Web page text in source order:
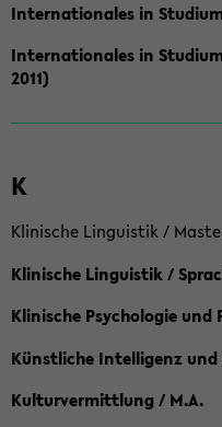
Internationales in
Internationales in
2011)
K
Klinische Linguistik /
Klinische Linguistik /
Klinische Psychologie und
Künstliche Intelligenz
Kulturvermittlung / M.A.